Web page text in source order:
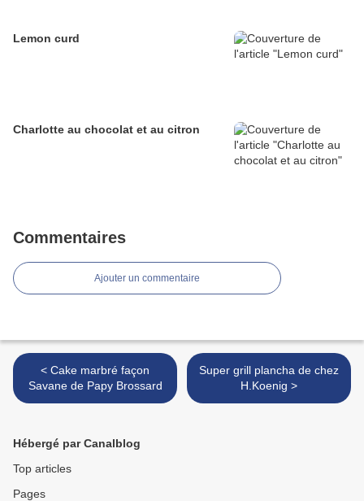
Lemon curd
Charlotte au chocolat et au citron
Commentaires
Ajouter un commentaire
< Cake marbré façon
Savane de Papy Brossard
Super grill plancha de chez
H.Koenig >
Hébergé par Canalblog
Top articles
Pages